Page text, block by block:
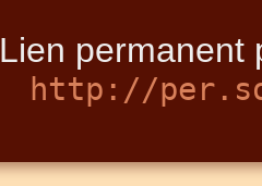
Lien permanent
http://